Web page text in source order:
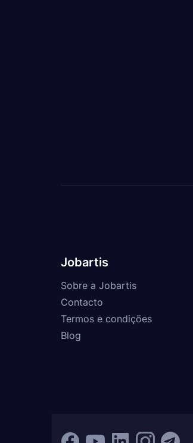
Jobartis
Sobre a Jobartis
Contacto
Termos e condições
Blog